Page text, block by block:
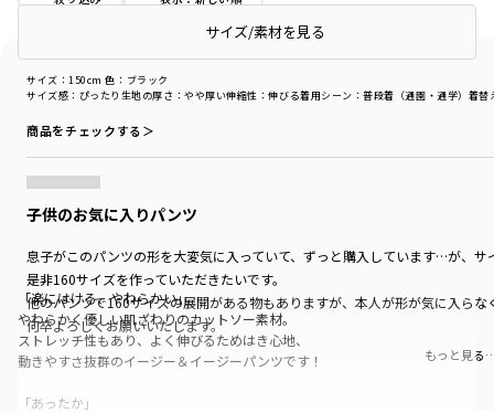
サイズ感 ：ぴったり 生地の厚さ ：やや厚い伸縮性 ：伸びる着用シーン ：普段着（通園・通学） 着替
サイズ：150cm 色：ブラック
商品をチェックする＞
子供のお気に入りパンツ
息子がこのパンツの形を大変気に入っていて、ずっと購入しています…が、
是非160サイズを作っていただきたいです。
他のパンツで160サイズの展開がある物もありますが、本人が形が気に入らな
何卒よろしくお願いいたします。
もっと見る
サイズ/素材を見る
「楽にはける、やわらかい」
やわらかく優しい肌ざわりのカットソー素材。
ストレッチ性もあり、よく伸びるためはき心地、
動きやすさ抜群のイージー＆イージーパンツです！
「あったか」